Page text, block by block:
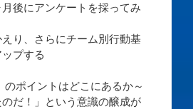
後にアンケートを採ってみ
り、さらにチーム別行動基
プする
ポイントはどこにあるか～
のだ！」という意識の醸成が